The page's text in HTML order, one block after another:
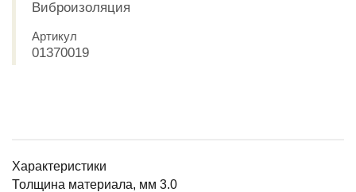
Виброизоляция
Артикул
01370019
Характеристики
Толщина материала, мм 3.0